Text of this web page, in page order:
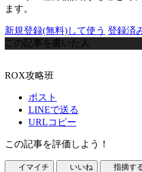
ます。
新規登録(無料)して使う 登録済
この記事を書いた人
ROX攻略班
ポスト
LINEで送る
URLコピー
この記事を評価しよう！
イマイチ いいね 指摘す